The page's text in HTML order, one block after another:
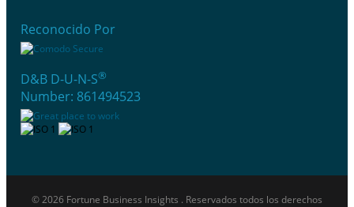
Reconocido Por
D&B D-U-N-S®
Number: 861494523
© 2026 Fortune Business Insights . Reservados todos los derechos